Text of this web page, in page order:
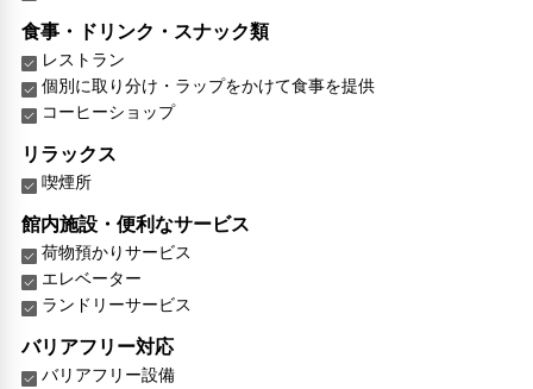
食事・ドリンク・スナック類
レストラン
個別に取り分け・ラップをかけて食事を提供
コーヒーショップ
リラックス
喫煙所
館内施設・便利なサービス
荷物預かりサービス
エレベーター
ランドリーサービス
バリアフリー対応
バリアフリー設備